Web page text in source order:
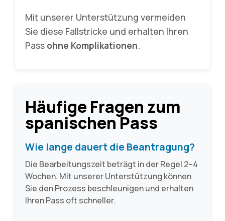
Mit unserer Unterstützung vermeiden
Sie diese Fallstricke und erhalten Ihren
Pass ohne Komplikationen.
Häufige Fragen zum
spanischen Pass
Wie lange dauert die Beantragung?
Die Bearbeitungszeit beträgt in der Regel 2–4
Wochen. Mit unserer Unterstützung können
Sie den Prozess beschleunigen und erhalten
Ihren Pass oft schneller.